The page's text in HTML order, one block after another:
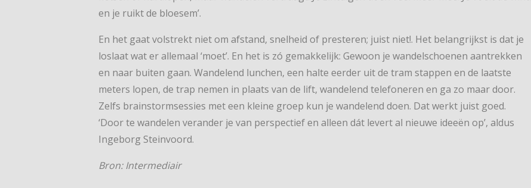
en je ruikt de bloesem’.
En het gaat volstrekt niet om afstand, snelheid of presteren; juist niet!. Het belangrijkst is dat je
loslaat wat er allemaal ‘moet’. En het is zó gemakkelijk: Gewoon je wandelschoenen aantrekken
en naar buiten gaan. Wandelend lunchen, een halte eerder uit de tram stappen en de laatste
meters lopen, de trap nemen in plaats van de lift, wandelend telefoneren en ga zo maar door.
Zelfs brainstormsessies met een kleine groep kun je wandelend doen. Dat werkt juist goed.
‘Door te wandelen verander je van perspectief en alleen dát levert al nieuwe ideeën op’, aldus
Ingeborg Steinvoord.
Bron: Intermediair